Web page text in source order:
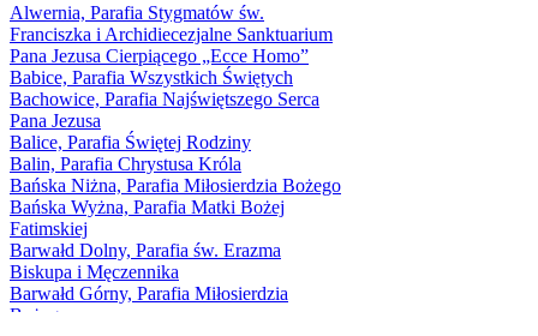
1968
1969
1970
1971
1972
1973
1974
1975
1976
1977
1978
1979
1980
1981
Alwernia, Parafia Stygmatów św.
Franciszka i Archidiecezjalne Sanktuarium
Pana Jezusa Cierpiącego „Ecce Homo”
Babice, Parafia Wszystkich Świętych
Bachowice, Parafia Najświętszego Serca
Pana Jezusa
Balice, Parafia Świętej Rodziny
Balin, Parafia Chrystusa Króla
Bańska Niżna, Parafia Miłosierdzia Bożego
Bańska Wyżna, Parafia Matki Bożej
Fatimskiej
Barwałd Dolny, Parafia św. Erazma
Biskupa i Męczennika
Barwałd Górny, Parafia Miłosierdzia
Bożego